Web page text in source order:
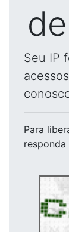
Seu IP
Para